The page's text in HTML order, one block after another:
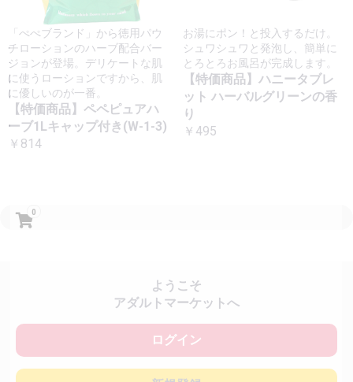
0
ようこそ
アダルトマーケットへ
ログイン
「ぺぺブランド」から徳用パウ
チローションのハーブ配合バー
ジョンが登場。デリケートな肌
に使うローションですから、肌
に優しいのが一番。
【特価商品】ペペピュアハ
ーブ1Lキャップ付き(W-1-3)
￥814
お湯にポン！と投入するだけ。
シュワシュワと発泡し、簡単に
とろとろお風呂が完成します。
【特価商品】ハニータブレ
ット ハーバルグリーンの香
り
￥495